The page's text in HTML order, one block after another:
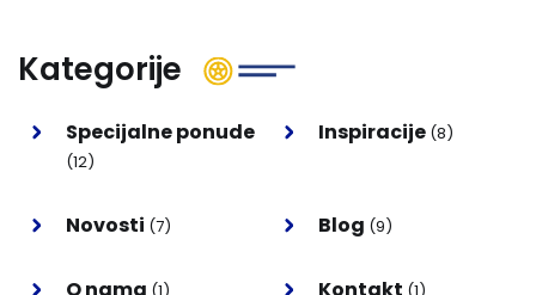
Kategorije
Specijalne ponude
(12)
Inspiracije (8)
Novosti (7) Blog (9)